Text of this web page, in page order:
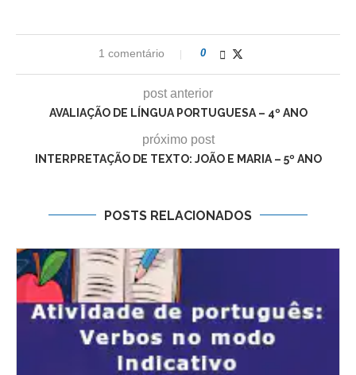
1 comentário 0
post anterior
AVALIAÇÃO DE LÍNGUA PORTUGUESA – 4º ANO
próximo post
INTERPRETAÇÃO DE TEXTO: JOÃO E MARIA – 5º ANO
POSTS RELACIONADOS